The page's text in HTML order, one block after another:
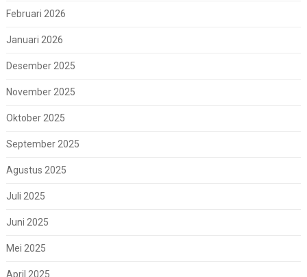
Februari 2026
Januari 2026
Desember 2025
November 2025
Oktober 2025
September 2025
Agustus 2025
Juli 2025
Juni 2025
Mei 2025
April 2025